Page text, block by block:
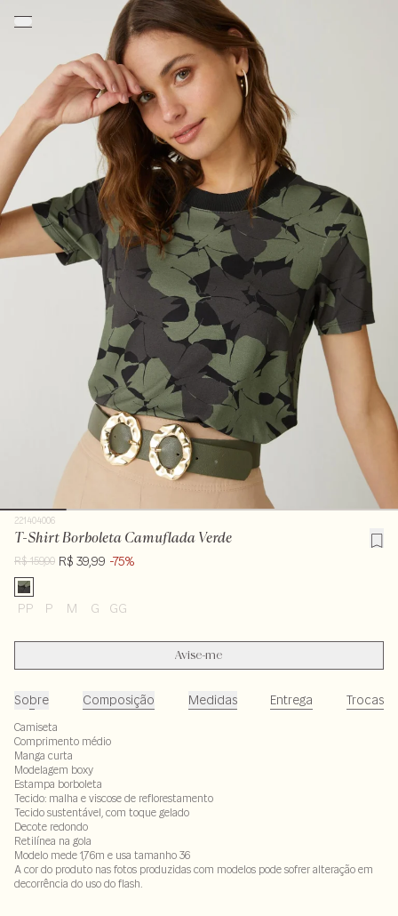
221404006
T-Shirt Borboleta Camuflada Verde
R$ 159,00 R$ 39,99 -75%
PP P M G GG
Avise-me
Sobre Composição Medidas Entrega Trocas
Camiseta
Comprimento médio
Manga curta
Modelagem boxy
Estampa borboleta
Tecido: malha e viscose de reflorestamento
Tecido sustentável, com toque gelado
Decote redondo
Retilínea na gola
Modelo mede 1,76m e usa tamanho 36
A cor do produto nas fotos produzidas com modelos pode sofrer alteração em
decorrência do uso do flash.